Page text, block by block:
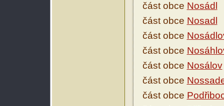
část obce Nosádl
část obce Nosadl
část obce
část obce
část obce Nosálov
část obce
část obce